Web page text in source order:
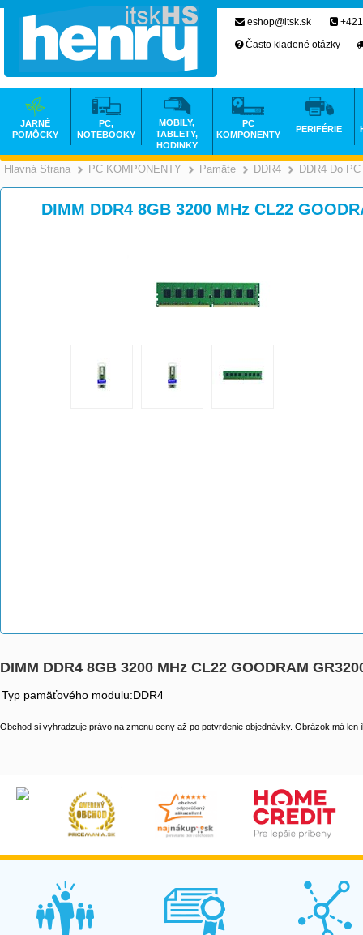
Hlavná Strana >
PC KOMPONENTY >
Pamäte >
DDR4 DDR4 Do PC
DIMM DDR4 8GB 3200 MHz CL22
DIMM DDR4 8GB 3200 MHz CL22 GOODRAM
Typ pamäťového modulu:DDR4
Obchod si vyhradzuje právo na zmenu ceny až po potvrdenie objednávky. Obrázok má len
eshop@itsk.sk
Často kladené otázky
JARNÉ
POMÔCKY
PC,
NOTEBOOKY
MOBILY,
TABLETY,
HODINKY
PC
KOMPONENTY
PERIFÉRIE